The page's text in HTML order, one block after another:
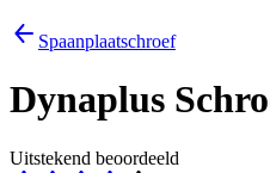
Spaanplaatschroef
Dynaplus
Uitstekend beoordeeld